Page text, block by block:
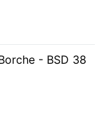
- BSD 38